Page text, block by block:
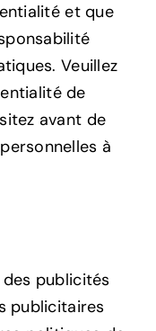
et que
Veuillez
de
avant de
à
publicités
publicitaires